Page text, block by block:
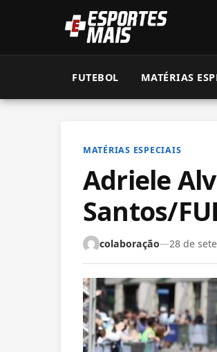
FUTEBOL MATÉRIAS
MATÉRIAS ESPECIAIS
Adriele
Santos/
colaboração—28 de